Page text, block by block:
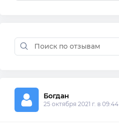
Богдан
25 октября 2021 г. в 09:44